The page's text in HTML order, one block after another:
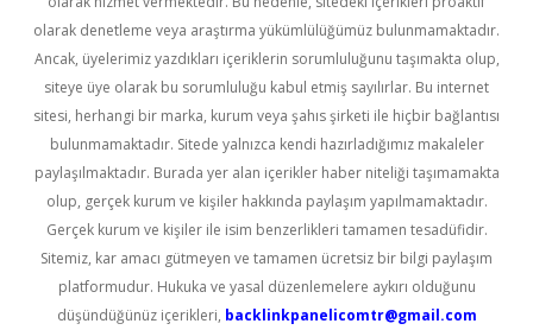
olarak denetleme veya araştırma yükümlülüğümüz bulunmamaktadır.
Ancak, üyelerimiz yazdıkları içeriklerin sorumluluğunu taşımakta olup,
siteye üye olarak bu sorumluluğu kabul etmiş sayılırlar. Bu internet
sitesi, herhangi bir marka, kurum veya şahıs şirketi ile hiçbir bağlantısı
bulunmamaktadır. Sitede yalnızca kendi hazırladığımız makaleler
paylaşılmaktadır. Burada yer alan içerikler haber niteliği taşımamakta
olup, gerçek kurum ve kişiler hakkında paylaşım yapılmamaktadır.
Gerçek kurum ve kişiler ile isim benzerlikleri tamamen tesadüfidir.
Sitemiz, kar amacı gütmeyen ve tamamen ücretsiz bir bilgi paylaşım
platformudur. Hukuka ve yasal düzenlemelere aykırı olduğunu
düşündüğünüz içerikleri, backlinkpanelicomtr@gmail.com